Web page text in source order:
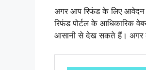
अगर आप रिफंड के लिए आवेदन
रिफंड पोर्टल के आधिकारिक
आसानी से देख सकते हैं। अगर